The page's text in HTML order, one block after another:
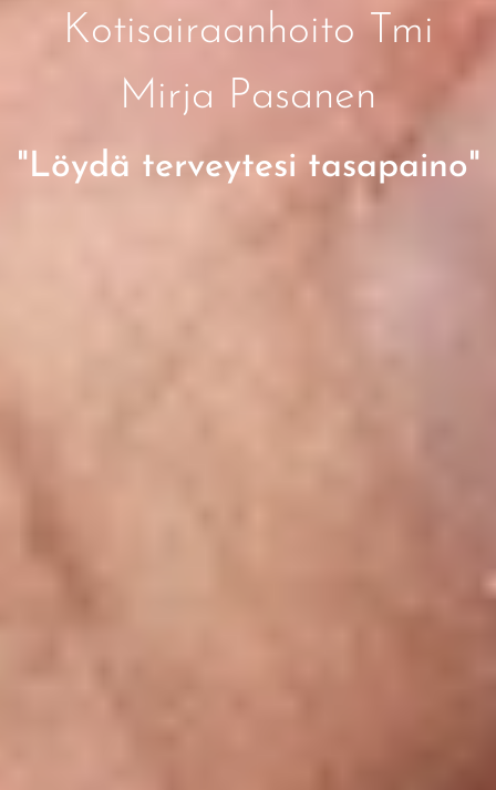
Kotisairaanhoito Tmi
Mirja Pasanen
"Löydä terveytesi tasapaino"